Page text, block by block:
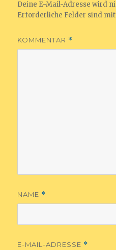
Deine E-Mail-Adresse wird
Erforderliche Felder sind mit
KOMMENTAR *
NAME *
E-MAIL-ADRESSE *